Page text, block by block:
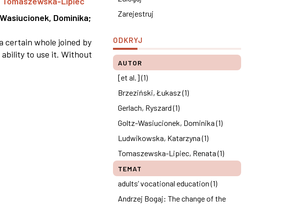
Dominika;
certain whole joined by
to use it. Without
Zarejestruj
ODKRYJ
AUTOR
[et al.] (1)
Brzeziński, Łukasz (1)
Gerlach, Ryszard (1)
Goltz-Wasiucionek, Dominika (1)
Ludwikowska, Katarzyna (1)
Tomaszewska-Lipiec, Renata (1)
TEMAT
adults’ vocational education (1)
Andrzej Bogaj: The change of the